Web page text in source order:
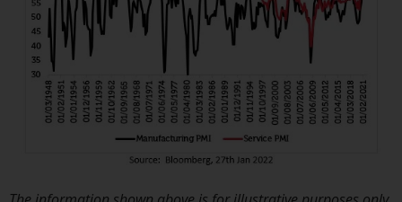
Andere auf dieser Website
beschriebene Fonds unterliegen
nicht den gleichen
regulatorischen Anforderungen
wie 40 Act Funds, einschließlich
der Anforderungen an
Investmentfonds, Anlegern